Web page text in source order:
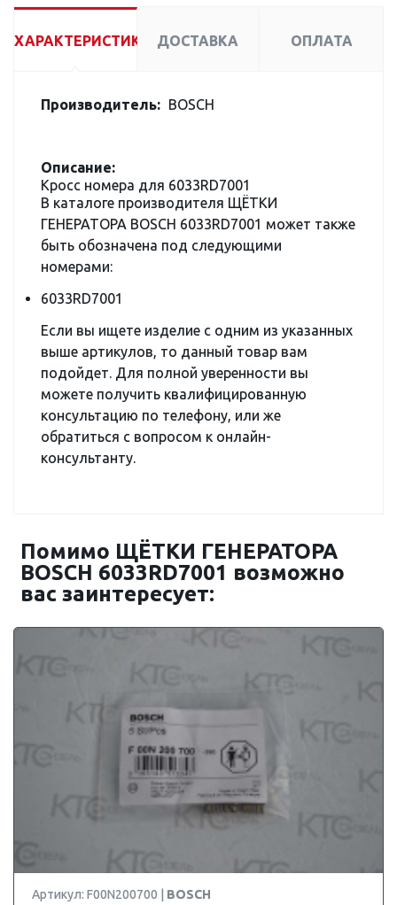
ХАРАКТЕРИСТИКИ ДОСТАВКА ОПЛАТА
Производитель: BOSCH
Описание:
Кросс номера для 6033RD7001
В каталоге производителя ЩЁТКИ
ГЕНЕРАТОРА BOSCH 6033RD7001 может также
быть обозначена под следующими
номерами:
6033RD7001
Если вы ищете изделие с одним из указанных
выше артикулов, то данный товар вам
подойдет. Для полной уверенности вы
можете получить квалифицированную
консультацию по телефону, или же
обратиться с вопросом к онлайн-
консультанту.
Помимо ЩЁТКИ ГЕНЕРАТОРА
BOSCH 6033RD7001 возможно
вас заинтересует:
Артикул: F00N200700 | BOSCH